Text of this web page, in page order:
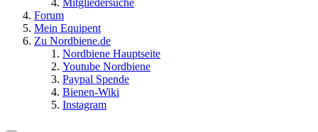
Mitgliedersuche
Forum
Mein Equipent
Zu Nordbiene.de
Nordbiene Hauptseite
Youtube Nordbiene
Paypal Spende
Bienen-Wiki
Instagram